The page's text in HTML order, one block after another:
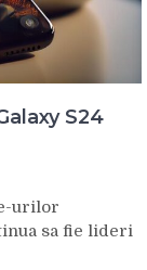
S24
urilor
sa fie lideri